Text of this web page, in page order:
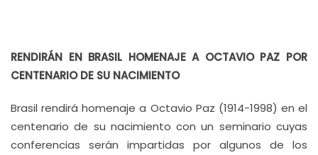
RENDIRÁN EN BRASIL HOMENAJE A OCTAVIO PAZ POR
CENTENARIO DE SU NACIMIENTO
Brasil rendirá homenaje a Octavio Paz (1914-1998) en el
centenario de su nacimiento con un seminario cuyas
conferencias serán impartidas por algunos de los